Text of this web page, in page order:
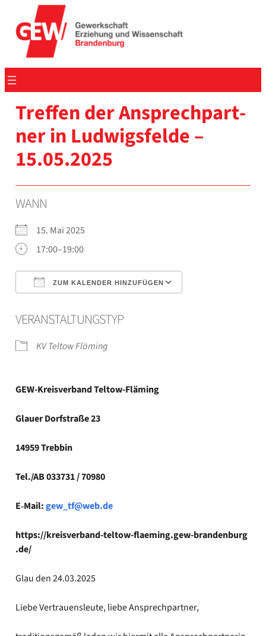
Inhalt
springen
Tref­fen der Ansprech­part­
ner in Lud­wigs­fel­de –
15.05.2025
WANN
15. Mai 2025
17:00–19:00
ZUM KALENDER HINZUFÜGEN
VER­AN­STAL­TUNGS­TYP
KV Tel­tow Flä­ming
GEW-Kreisverband Teltow-Fläming
Glau­er Dorf­stra­ße 23
14959 Treb­bin
Tel./AB 033731 / 70980
E‑Mail:gew_tf@web.de
https://​kreis​ver​band​-tel​tow​-flae​ming​.gew​-bran​den​burg​
.de/
Glau den 24.03.2025
Lie­be Ver­trau­ens­leu­te, lie­be Ansprech­part­ner,